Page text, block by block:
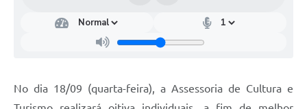
No dia 18/09 (quarta-feira), a Assessoria de Cultura e